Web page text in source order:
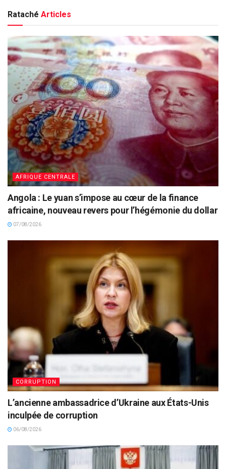
Rataché Articles
AFRIQUE CENTRALE
Angola : Le yuan s’impose au cœur de la finance
africaine, nouveau revers pour l’hégémonie du dollar
07/08/2026
CORRUPTION
L’ancienne ambassadrice d’Ukraine aux États-Unis
inculpée de corruption
06/08/2026